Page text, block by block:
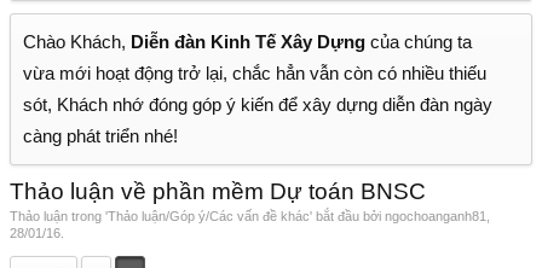
Chào Khách, Diễn đàn Kinh Tế Xây Dựng của chúng ta
vừa mới hoạt động trở lại, chắc hẳn vẫn còn có nhiều thiếu
sót, Khách nhớ đóng góp ý kiến để xây dựng diễn đàn ngày
càng phát triển nhé!
Thảo luận về phần mềm Dự toán BNSC
Thảo luận trong 'Thảo luận/Góp ý/Các vấn đề khác' bắt đầu bởi ngochoanganh81
28/01/16